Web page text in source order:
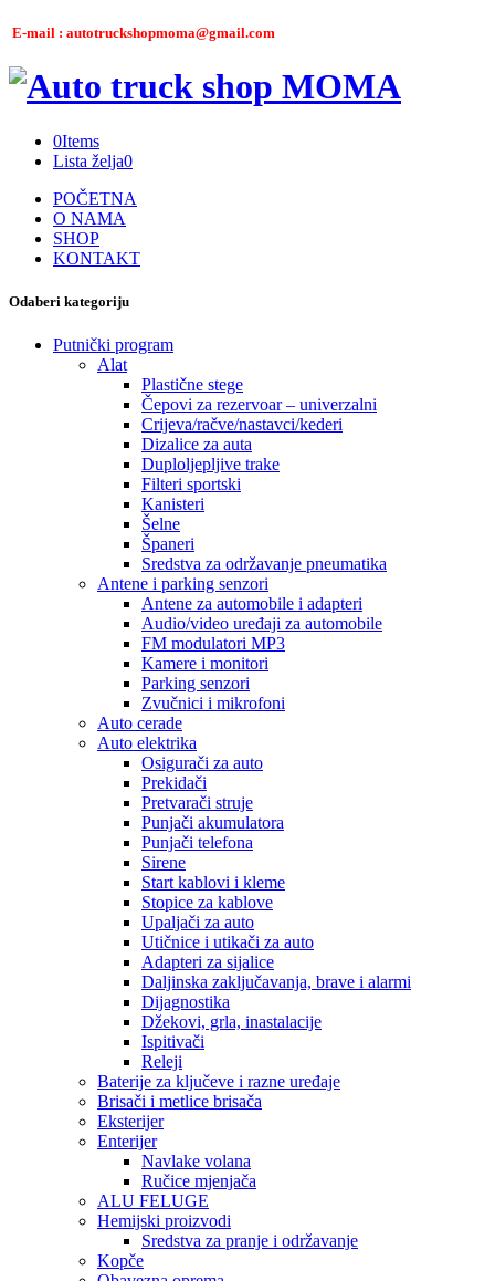
E-mail : autotruckshopmoma@gmail.com
0Items
Lista želja0
POČETNA
O NAMA
SHOP
KONTAKT
Odaberi kategoriju
Putnički program
Alat
Plastične stege
Čepovi za rezervoar – univerzalni
Crijeva/račve/nastavci/kederi
Dizalice za auta
Duploljepljive trake
Filteri sportski
Kanisteri
Šelne
Španeri
Sredstva za održavanje pneumatika
Antene i parking senzori
Antene za automobile i adapteri
Audio/video uređaji za automobile
FM modulatori MP3
Kamere i monitori
Parking senzori
Zvučnici i mikrofoni
Auto cerade
Auto elektrika
Osigurači za auto
Prekidači
Pretvarači struje
Punjači akumulatora
Punjači telefona
Sirene
Start kablovi i kleme
Stopice za kablove
Upaljači za auto
Utičnice i utikači za auto
Adapteri za sijalice
Daljinska zaključavanja, brave i alarmi
Dijagnostika
Džekovi, grla, inastalacije
Ispitivači
Releji
Baterije za ključeve i razne uređaje
Brisači i metlice brisača
Eksterijer
Enterijer
Navlake volana
Ručice mjenjača
ALU FELUGE
Hemijski proizvodi
Sredstva za pranje i održavanje
Kopče